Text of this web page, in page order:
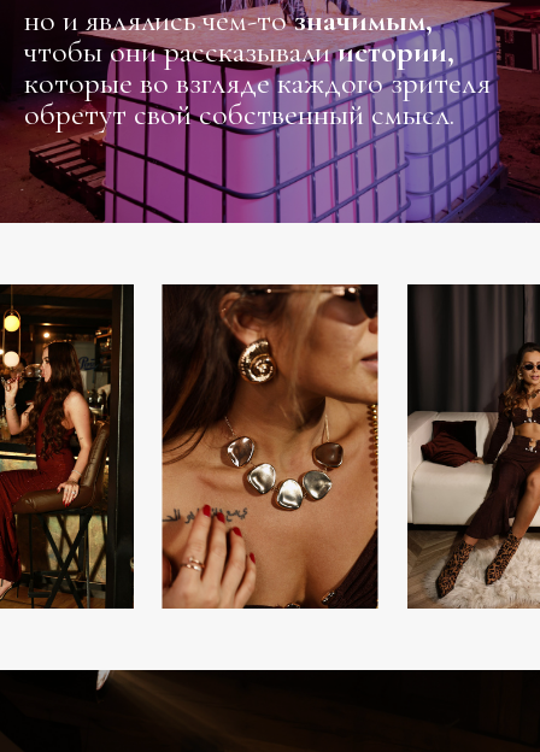
но и являлись чем-тозначимым,
чтобы они рассказывалиистории,
которые во взгляде каждого зрителя
обретут свой собственный смысл.